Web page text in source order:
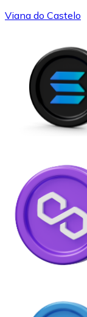
Viana do Castelo